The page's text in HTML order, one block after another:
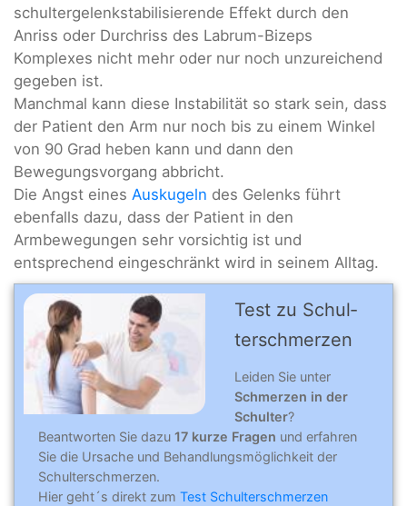
schultergelenkstabilisierende Effekt durch den
Anriss oder Durchriss des Labrum-Bizeps
Komplexes nicht mehr oder nur noch unzureichend
gegeben ist.
Manchmal kann diese Instabilität so stark sein, dass
der Patient den Arm nur noch bis zu einem Winkel
von 90 Grad heben kann und dann den
Bewegungsvorgang abbricht.
Die Angst eines Auskugeln des Gelenks führt
ebenfalls dazu, dass der Patient in den
Armbewegungen sehr vorsichtig ist und
entsprechend eingeschränkt wird in seinem Alltag.
Test zu Schul­
ter­schmer­zen
Leiden Sie unter
Schmerzen in der
Schulter?
Beantworten Sie dazu 17 kurze Fragen und erfahren
Sie die Ursache und Behandlungsmöglichkeit der
Schulterschmerzen.
Hier geht´s direkt zum Test Schulterschmerzen